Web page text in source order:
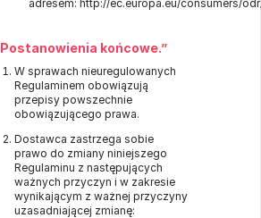
adresem: http://ec.europa.eu/consumers/
Postanowienia końcowe.”
W sprawach nieuregulowanych
Regulaminem obowiązują
przepisy powszechnie
obowiązującego prawa.
Dostawca zastrzega sobie
prawo do zmiany niniejszego
Regulaminu z następujących
ważnych przyczyn i w zakresie
wynikającym z ważnej przyczyny
uzasadniającej zmianę: